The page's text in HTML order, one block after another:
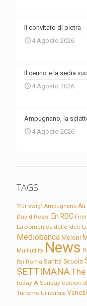
Il convitato di pietra
4 Agosto 2026
Il cerino e la sedia
4 Agosto 2026
Ampugnano, la
4 Agosto 2026
TAGS
'Für ewig' Ampugnano Au
David Rossi En RDC
La Domenica delle Idee
Mediobanca Meloni
Multiutility News
Rai Roma Sanità Scuola
SETTIMANA
today A Sunday edition
Turismo Università